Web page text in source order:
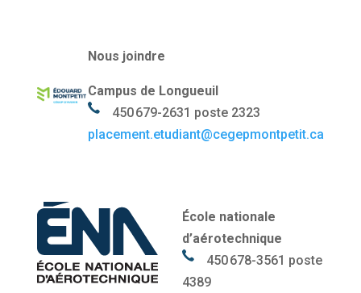
Nous joindre
Campus de Longueuil
450 679-2631 poste 2323
placement.etudiant@cegepmontpetit.ca
École nationale
d’aérotechnique
450 678-3561 poste
4389